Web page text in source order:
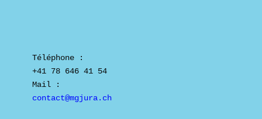
Téléphone :
+41 78 646 41 54
contact@mgjura.ch